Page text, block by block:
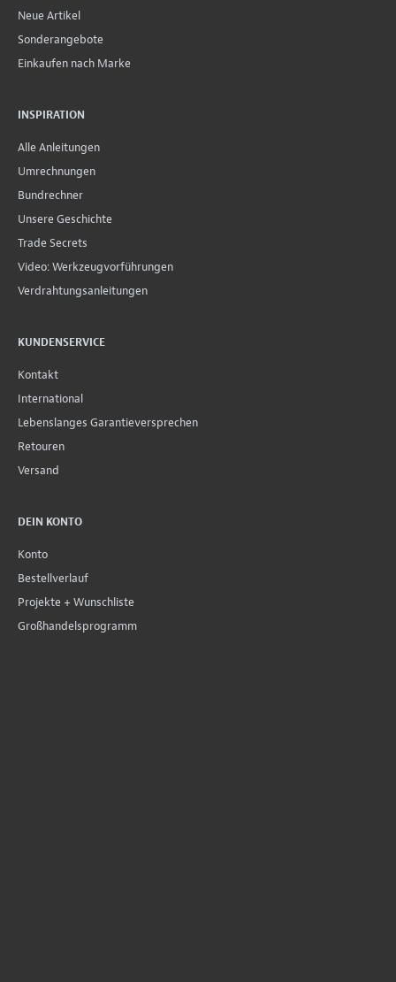
Neue Artikel
Sonderangebote
Einkaufen nach Marke
INSPIRATION
Alle Anleitungen
Umrechnungen
Bundrechner
Unsere Geschichte
Trade Secrets
Video: Werkzeugvorführungen
Verdrahtungsanleitungen
KUNDENSERVICE
Kontakt
International
Lebenslanges Garantieversprechen
Retouren
Versand
DEIN KONTO
Konto
Bestellverlauf
Projekte + Wunschliste
Großhandelsprogramm